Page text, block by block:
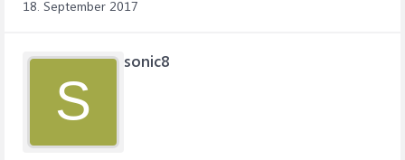
18. September 2017
S
sonic8